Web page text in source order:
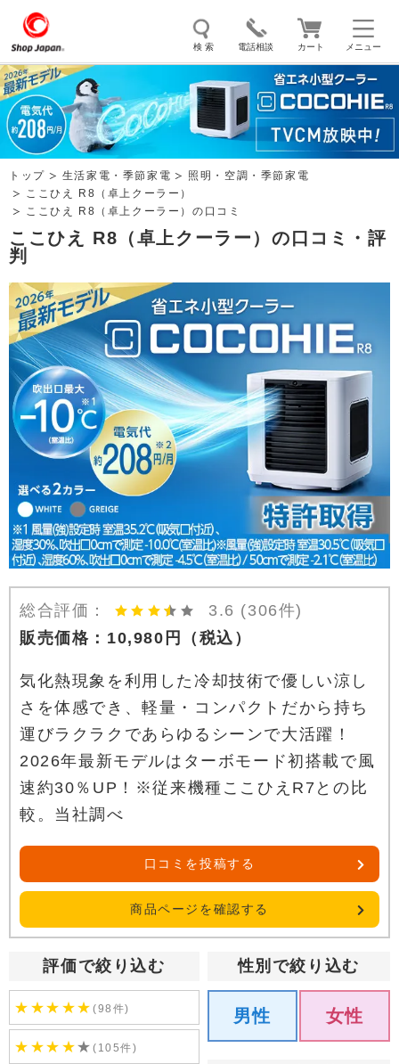
メニュー
検 索 電話相談 カート
トゥルースリーパー ソイリッチ ここひえ 枕
掃除機 クッキングプロ マイキュット
エアコン オーラルスマイル
トップ 生活家電・季節家電
照明・空調・季節家電
ここひえ R8（卓上クーラー）
ここひえ R8（卓上クーラー）の口コミ
ここひえ R8（卓上クーラー）の口コミ・評
判
総合評価： 3.6 (306件)
販売価格： 10,980 円 （税込）
気化熱現象を利用した冷却技術で優しい涼し
さを体感でき、軽量・コンパクトだから持ち
運びラクラクであらゆるシーンで大活躍！
2026年最新モデルはターボモード初搭載で風
速約30％UP！※従来機種ここひえR7との比
較。当社調べ
口コミを投稿する
商品ページを確認する
評価で絞り込む
★ ★★ ★★(98件)
★ ★★ ★★(105件)
性別で絞り込む
男性 女性